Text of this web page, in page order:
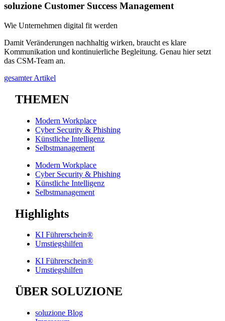
soluzione Customer Success Management
Wie Unternehmen digital fit werden
Damit Veränderungen nachhaltig wirken, braucht es klare
Kommunikation und kontinuierliche Begleitung. Genau hier setzt
das CSM-Team an.
gesamter Artikel
THEMEN
Modern Workplace
Cyber Security & Phishing
Künstliche Intelligenz
Selbstmanagement
Modern Workplace
Cyber Security & Phishing
Künstliche Intelligenz
Selbstmanagement
Highlights
KI Führerschein®
Umstiegshilfen
KI Führerschein®
Umstiegshilfen
ÜBER SOLUZIONE
soluzione Blog